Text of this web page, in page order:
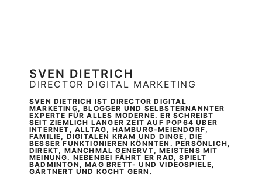
SVEN DIETRICH
DIRECTOR DIGITAL MARKETING
SVEN DIETRICH IST DIRECTOR DIGITAL
MARKETING, BLOGGER UND SELBSTERNANNTER
EXPERTE FÜR ALLES MODERNE. ER SCHREIBT
SEIT ZIEMLICH LANGER ZEIT AUF POP64 ÜBER
INTERNET, ALLTAG, HAMBURG-MEIENDORF,
FAMILIE, DIGITALEN KRAM UND DINGE, DIE
BESSER FUNKTIONIEREN KÖNNTEN. PERSÖNLICH,
DIREKT, MANCHMAL GENERVT, MEISTENS MIT
MEINUNG. NEBENBEI FÄHRT ER RAD, SPIELT
BADMINTON, MAG BRETT- UND VIDEOSPIELE,
GÄRTNERT UND KOCHT GERN.